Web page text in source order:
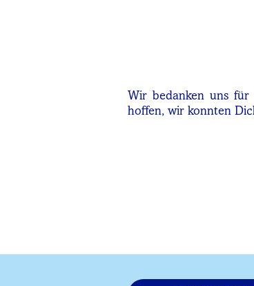
Wir bedanken uns
hoffen, wir konnten